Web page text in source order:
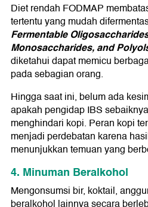
Diet rendah FODMAP
tertentu yang mudah
Fermentable
Monosaccharides, and
diketahui dapat memicu
pada sebagian orang.
Hingga saat ini, belum ada
apakah pengidap IBS
menghindari kopi. Peran kopi
menjadi perdebatan karena
menunjukkan temuan yang
4. Minuman Beralkohol
Mengonsumsi bir, koktail,